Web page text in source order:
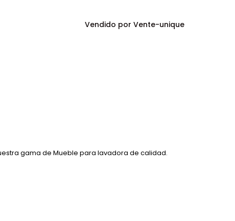
Vendido por Vente-unique
gama de Mueble para lavadora de calidad.